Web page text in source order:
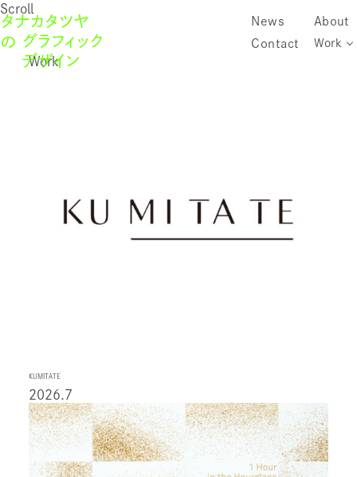
News
About
Contact
Work
Scroll
Work
KUMITATE
2026.7